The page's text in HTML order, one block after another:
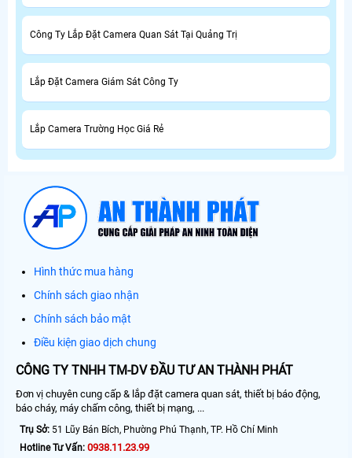
Công Ty Lắp Đặt Camera Quan Sát Tại Quảng Trị
Lắp Đặt Camera Giám Sát Công Ty
Lắp Camera Trường Học Giá Rẻ
Hình thức mua hàng
Chính sách giao nhận
Chính sách bảo mật
Điều kiện giao dịch chung
CÔNG TY TNHH TM-DV ĐẦU TƯ AN THÀNH PHÁT
Đơn vị chuyên cung cấp & lắp đặt camera quan sát, thiết bị báo động,
báo cháy, máy chấm công, thiết bị mạng, ...
Trụ Sở: 51 Lũy Bán Bích, Phường Phú Thạnh, TP. Hồ Chí Minh
Hotline Tư Vấn: 0938.11.23.99